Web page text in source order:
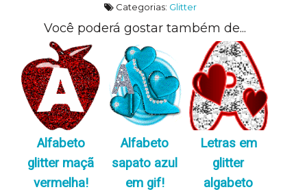
Categorias: Glitter
Você poderá gostar também de...
Alfabeto
glitter maçã
vermelha!
Alfabeto
sapato azul
em gif!
Letras em
glitter
algabeto